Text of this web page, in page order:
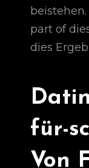
part of
dies
für-
Von